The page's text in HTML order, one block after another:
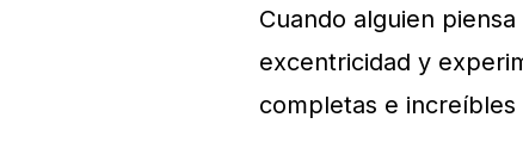
Cuando alguien
excentricidad y
completas e